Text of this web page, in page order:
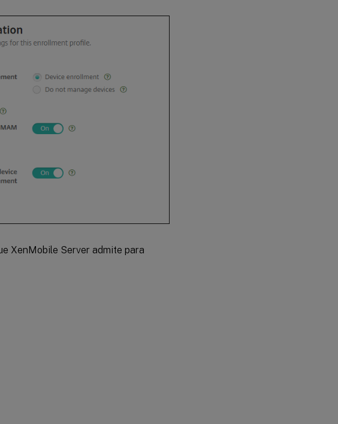
XenMobile Server admite para